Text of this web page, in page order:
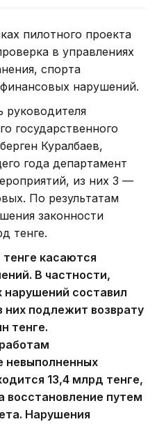
пилотного проекта
в управлениях
спорта
нарушений.
руководителя
государственного
Куралбаев,
года департамент
из них 3 —
По результатам
законности
тенге.
касаются
В частности,
составил
них подлежит возврату
тенге.
невыполненных
13,4 млрд тенге,
путем
Нарушения